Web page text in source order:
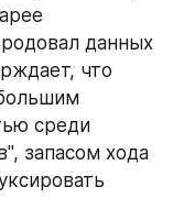
данных
что
среди
запасом хода